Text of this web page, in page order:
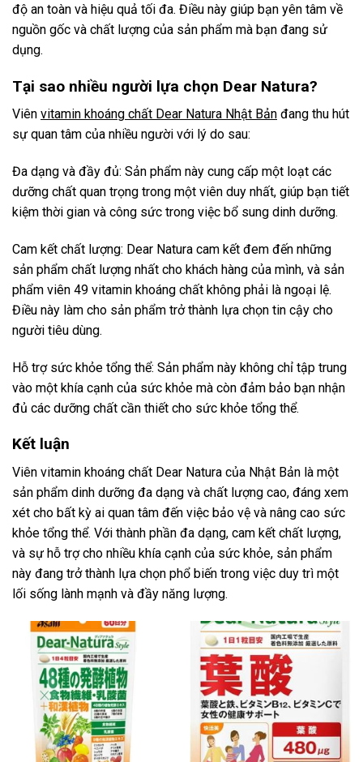
độ an toàn và hiệu quả tối đa. Điều này giúp bạn yên tâm về
nguồn gốc và chất lượng của sản phẩm mà bạn đang sử
dụng.
Tại sao nhiều người lựa chọn Dear Natura?
Viên vitamin khoáng chất Dear Natura Nhật Bản đang thu hút
sự quan tâm của nhiều người với lý do sau:
Đa dạng và đầy đủ: Sản phẩm này cung cấp một loạt các
dưỡng chất quan trọng trong một viên duy nhất, giúp bạn tiết
kiệm thời gian và công sức trong việc bổ sung dinh dưỡng.
Cam kết chất lượng: Dear Natura cam kết đem đến những
sản phẩm chất lượng nhất cho khách hàng của mình, và sản
phẩm viên 49 vitamin khoáng chất không phải là ngoại lệ.
Điều này làm cho sản phẩm trở thành lựa chọn tin cậy cho
người tiêu dùng.
Hỗ trợ sức khỏe tổng thể: Sản phẩm này không chỉ tập trung
vào một khía cạnh của sức khỏe mà còn đảm bảo bạn nhận
đủ các dưỡng chất cần thiết cho sức khỏe tổng thể.
Kết luận
Viên vitamin khoáng chất Dear Natura của Nhật Bản là một
sản phẩm dinh dưỡng đa dạng và chất lượng cao, đáng xem
xét cho bất kỳ ai quan tâm đến việc bảo vệ và nâng cao sức
khỏe tổng thể. Với thành phần đa dạng, cam kết chất lượng,
và sự hỗ trợ cho nhiều khía cạnh của sức khỏe, sản phẩm
này đang trở thành lựa chọn phổ biến trong việc duy trì một
lối sống lành mạnh và đầy năng lượng.